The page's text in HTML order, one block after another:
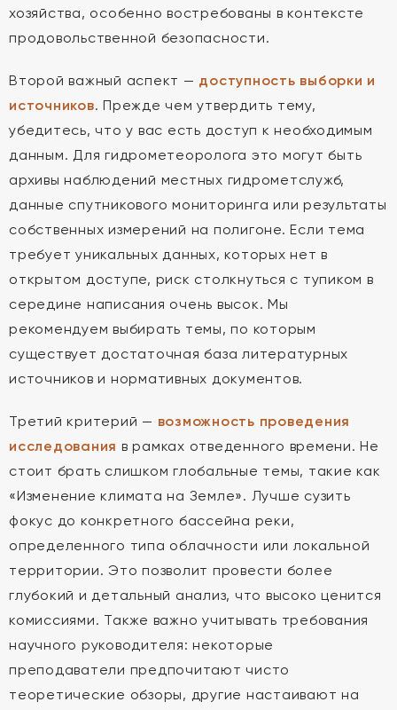
хозяйства, особенно востребованы в контексте
продовольственной безопасности.
Второй важный аспект — доступность выборки и
источников. Прежде чем утвердить тему,
убедитесь, что у вас есть доступ к необходимым
данным. Для гидрометеоролога это могут быть
архивы наблюдений местных гидрометслужб,
данные спутникового мониторинга или результаты
собственных измерений на полигоне. Если тема
требует уникальных данных, которых нет в
открытом доступе, риск столкнуться с тупиком в
середине написания очень высок. Мы
рекомендуем выбирать темы, по которым
существует достаточная база литературных
источников и нормативных документов.
Третий критерий — возможность проведения
исследования в рамках отведенного времени. Не
стоит брать слишком глобальные темы, такие как
«Изменение климата на Земле». Лучше сузить
фокус до конкретного бассейна реки,
определенного типа облачности или локальной
территории. Это позволит провести более
глубокий и детальный анализ, что высоко ценится
комиссиями. Также важно учитывать требования
научного руководителя: некоторые
преподаватели предпочитают чисто
теоретические обзоры, другие настаивают на